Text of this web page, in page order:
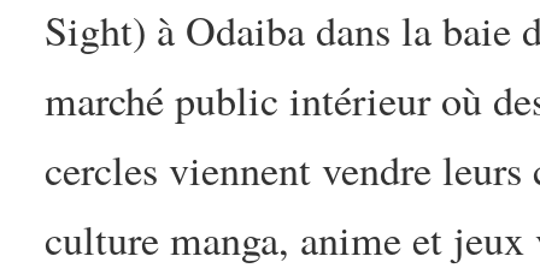
Sight) à Odaiba dans la baie
marché public intérieur où
cercles viennent vendre
culture manga, anime et